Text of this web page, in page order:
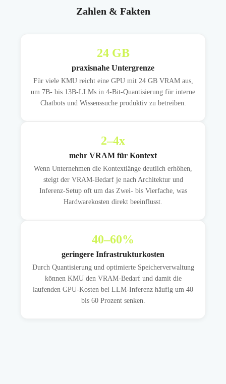
Zahlen & Fakten
24GB
praxisnahe Untergrenze
Für viele KMU reicht eine GPU mit 24 GB VRAM aus,
um 7B- bis 13B-LLMs in 4-Bit-Quantisierung für interne
Chatbots und Wissenssuche produktiv zu betreiben.
2–4x
mehr VRAM für Kontext
Wenn Unternehmen die Kontextlänge deutlich erhöhen,
steigt der VRAM-Bedarf je nach Architektur und
Inferenz-Setup oft um das Zwei- bis Vierfache, was
Hardwarekosten direkt beeinflusst.
40–60%
geringere Infrastrukturkosten
Durch Quantisierung und optimierte Speicherverwaltung
können KMU den VRAM-Bedarf und damit die
laufenden GPU-Kosten bei LLM-Inferenz häufig um 40
bis 60 Prozent senken.